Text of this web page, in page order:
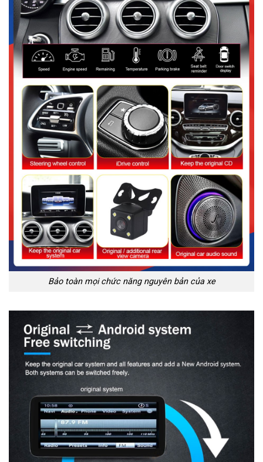
Bảo toàn mọi chức năng nguyên bản của xe